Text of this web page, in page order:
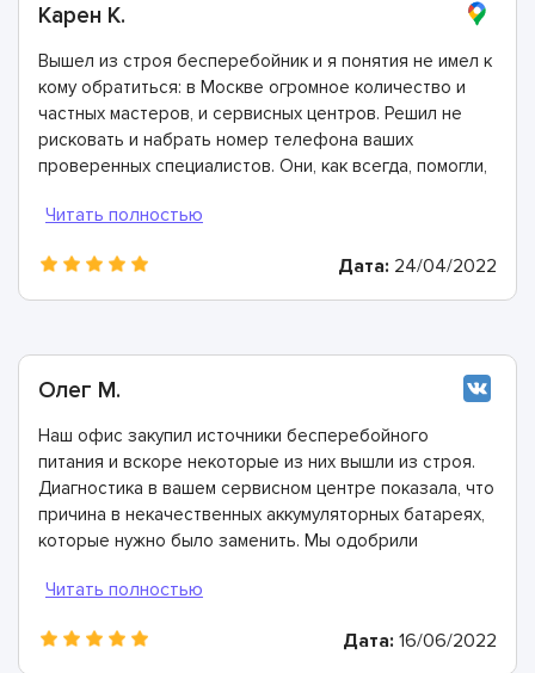
Карен К.
Вышел из строя бесперебойник и я понятия не имел к
кому обратиться: в Москве огромное количество и
частных мастеров, и сервисных центров. Решил не
рисковать и набрать номер телефона ваших
проверенных специалистов. Они, как всегда, помогли,
Дата: 24/04/2022
Олег М.
Наш офис закупил источники бесперебойного
питания и вскоре некоторые из них вышли из строя.
Диагностика в вашем сервисном центре показала, что
причина в некачественных аккумуляторных батареях,
которые нужно было заменить. Мы одобрили
хорошо, огромная им благодарность.
Дата: 16/06/2022